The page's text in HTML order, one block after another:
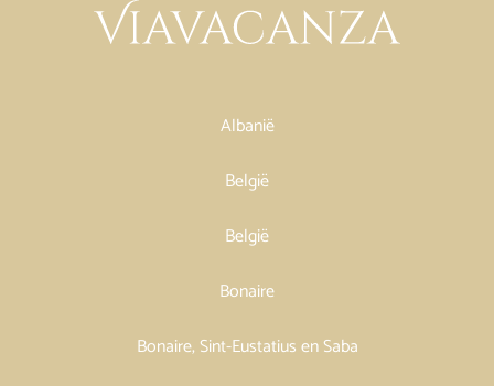
Albanië
België
België
Bonaire
Bonaire, Sint-Eustatius en Saba